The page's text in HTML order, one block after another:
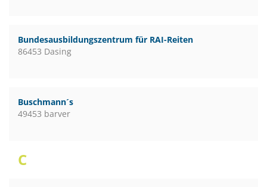
Bundesausbildungszentrum für RAI-Reiten
86453 Dasing
Buschmann´s
49453 barver
C